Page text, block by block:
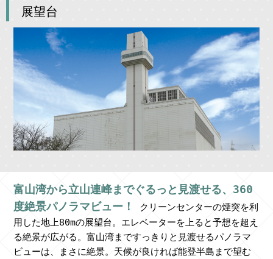
展望台
富山湾から立山連峰までぐるっと見渡せる、360
度絶景パノラマビュー！
クリーンセンターの煙突を利
用した地上80mの展望台。エレベーターを上ると予想を超え
る絶景が広がる。富山湾まですっきりと見渡せるパノラマ
ビューは、まさに絶景。天候が良ければ能登半島まで望む